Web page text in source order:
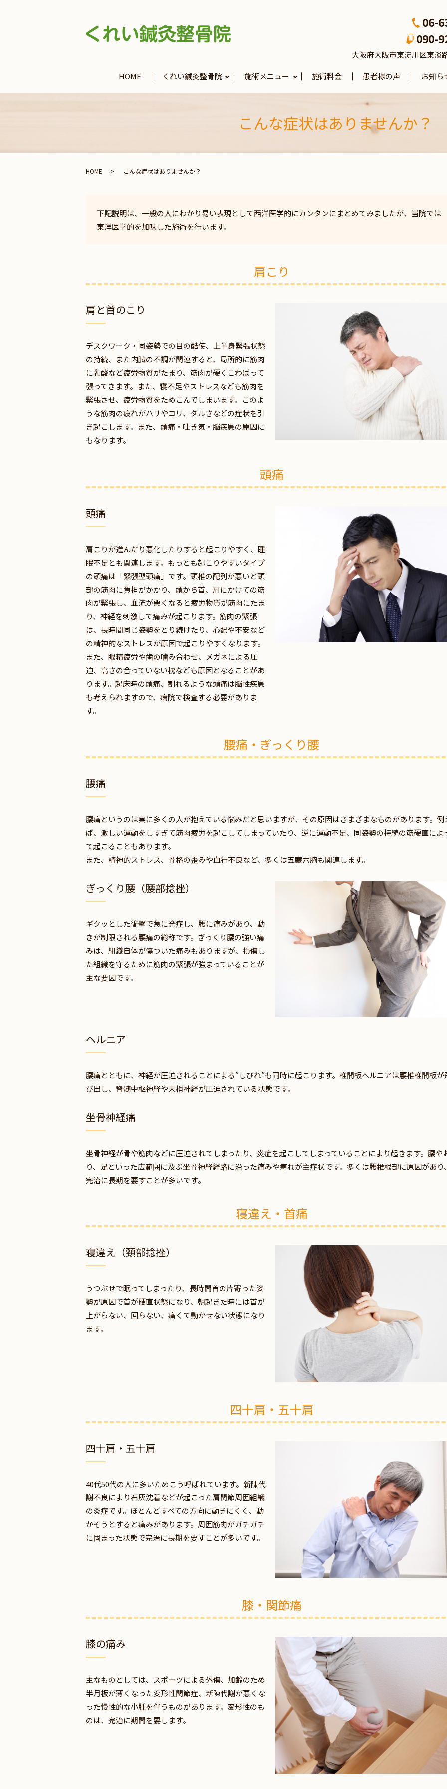
06-
090-
大阪府大阪市東淀川区東淡
HOME くれい鍼灸整骨院 施術メニュー 施術料金 患者様の声 お知ら
こんな症状はありませんか？
HOME こんな症状はありませんか？
下記説明は、一般の人にわかり易い表現として西洋医学的にカンタンにまとめてみましたが、当院では
東洋医学的を加味した施術を行います。
肩こり
肩と首のこり
デスクワーク・同姿勢での目の酷使、上半身緊張状態
の持続、また内臓の不調が関連すると、局所的に筋肉
に乳酸など疲労物質がたまり、筋肉が硬くこわばって
張ってきます。また、寝不足やストレスなども筋肉を
緊張させ、疲労物質をためこんでしまいます。このよ
うな筋肉の疲れがハリやコリ、ダルさなどの症状を引
き起こします。また、頭痛・吐き気・脳疾患の原因に
もなります。
頭痛
頭痛
肩こりが進んだり悪化したりすると起こりやすく、睡
眠不足とも関連します。もっとも起こりやすいタイプ
の頭痛は「緊張型頭痛」です。頸椎の配列が悪いと頸
部の筋肉に負担がかかり、頭から首、肩にかけての筋
肉が緊張し、血流が悪くなると疲労物質が筋肉にたま
り、神経を刺激して痛みが起こります。筋肉の緊張
は、長時間同じ姿勢をとり続けたり、心配や不安など
の精神的なストレスが原因で起こりやすくなります。
また、眼精疲労や歯の噛み合わせ、メガネによる圧
迫、高さの合っていない枕なども原因となることがあ
ります。起床時の頭痛、割れるような頭痛は脳性疾患
も考えられますので、病院で検査する必要がありま
す。
腰痛・ぎっくり腰
腰痛
腰痛というのは実に多くの人が抱えている悩みだと思いますが、その原因はさまざまなものがあります。例
ば、激しい運動をしすぎて筋肉疲労を起こしてしまっていたり、逆に運動不足、同姿勢の持続の筋硬直によ
て起こることもあります。
また、精神的ストレス、骨格の歪みや血行不良など、多くは五臓六腑も関連します。
ぎっくり腰（腰部捻挫）
ギクッとした衝撃で急に発症し、腰に痛みがあり、動
きが制限される腰痛の総称です。ぎっくり腰の強い痛
みは、組織自体が傷ついた痛みもありますが、損傷し
た組織を守るために筋肉の緊張が強まっていることが
主な要因です。
ヘルニア
腰痛とともに、神経が圧迫されることによる”しびれ”も同時に起こります。椎間板ヘルニアは腰椎椎間板が
び出し、脊髄中枢神経や末梢神経が圧迫されている状態です。
坐骨神経痛
坐骨神経が骨や筋肉などに圧迫されてしまったり、炎症を起こしてしまっていることにより起きます。腰や
り、足といった広範囲に及ぶ坐骨神経経路に沿った痛みや痺れが主症状です。多くは腰椎根部に原因があり
完治に長期を要すことが多いです。
寝違え・首痛
寝違え（頸部捻挫）
うつぶせで眠ってしまったり、長時間首の片寄った姿
勢が原因で首が硬直状態になり、朝起きた時には首が
上がらない、回らない、痛くて動かせない状態になり
ます。
四十肩・五十肩
四十肩・五十肩
40代50代の人に多いためこう呼ばれています。新陳代
謝不良により石灰沈着などが起こった肩関節周囲組織
の炎症です。ほとんどすべての方向に動きにくく、動
かそうとすると痛みがあります。周囲筋肉がガチガチ
に固まった状態で完治に長期を要すことが多いです。
膝・関節痛
膝の痛み
主なものとしては、スポーツによる外傷、加齢のため
半月板が薄くなった変形性関節症、新陳代謝が悪くな
った慢性的な小腫を伴うものがあります。変形性のも
のは、完治に期間を要します。